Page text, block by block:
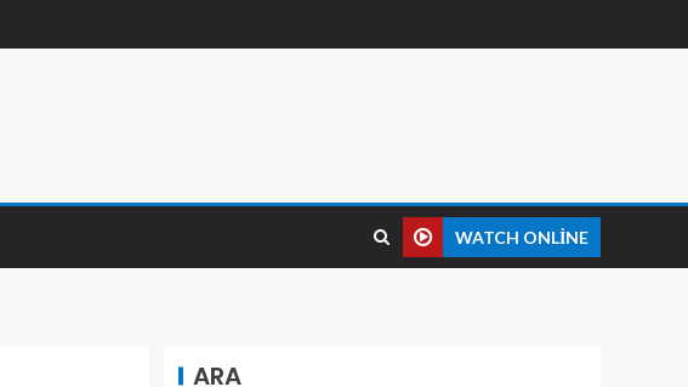
WATCH ONLINE
ARA